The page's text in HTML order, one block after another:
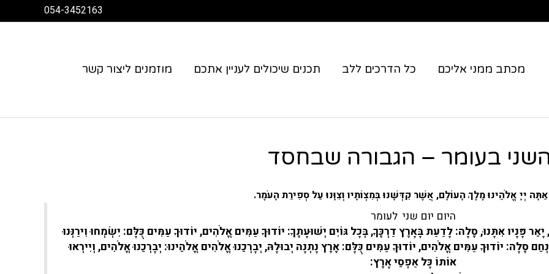
054-3452163
מכתב ממני אליכם כל הדרכים ללב תכנים שיכולים לעניין אתכם מוזמנים ליצור קשר
בעומר – הגבורה שבחסד
יְיָ אֱלֹהֵינוּ מֶלֶךְ הָעוֹלָם, אֲשֶׁר קִדְּשָׁנוּ בְּמִצְוֹתָיו וְצִוָּנוּ עַל סְפִירַת הָעֹמֶר.
היום יום שני לעומר
יָאֵר פָּנָיו אִתָּנוּ, סֶלָה: לָדַעַת בָּאָרֶץ דַרְכֶּךָ, בְּכָל גּוֹיִם יְשׁוּעָתֶךָ: יוֹדוּךָ עַמִּים אֱלֹהִים, יוֹדוּךָ עַמִּים כֻּלָּם: יִשְׂמְחוּ וִירַנְּנוּ
יוֹדוּךָ עַמִּים אֱלֹהִים, יוֹדוּךָ עַמִּים כֻּלָּם: אֶרֶץ נָתְנָה יְבוּלָהּ, יְבָרְכֵנוּ אֱלֹהִים אֱלֹהֵינוּ: יְבָרְכֵנוּ אֱלֹהִים, וְיִירְאוּ
אוֹתוֹ כָּל אַפְסֵי אָרֶץ: